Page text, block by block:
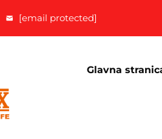
[email protected]
Glavna